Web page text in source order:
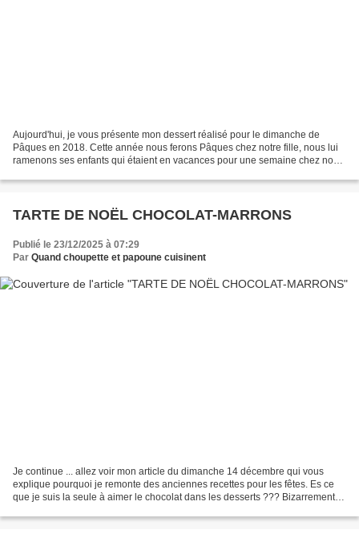
Aujourd'hui, je vous présente mon dessert réalisé pour le dimanche de
Pâques en 2018. Cette année nous ferons Pâques chez notre fille, nous lui
ramenons ses enfants qui étaient en vacances pour une semaine chez nous.
TARTE DE NOËL CHOCOLAT-MARRONS
Publié le 23/12/2025 à 07:29
Par Quand choupette et papoune cuisinent
Je continue ... allez voir mon article du dimanche 14 décembre qui vous
explique pourquoi je remonte des anciennes recettes pour les fêtes. Es ce
que je suis la seule à aimer le chocolat dans les desserts ??? Bizarrement,